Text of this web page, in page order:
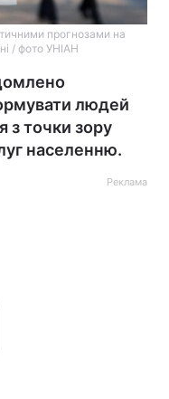
прогнозами на
/ фото УНІАН
людей
з точки зору
населенню.
Реклама